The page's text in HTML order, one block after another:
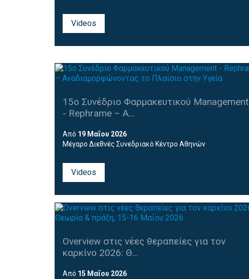
Videos
15ο Συνέδριο Φαρμακευτικού Management
- Rephrame – Α...
Από 19 Μαΐου 2026
Μέγαρο Διεθνές Συνεδριακό Κέντρο Αθηνών
Videos
Overview στις νέες θεραπείες για τον
καρκίνο 2026: Θ...
Από 15 Μαΐου 2026